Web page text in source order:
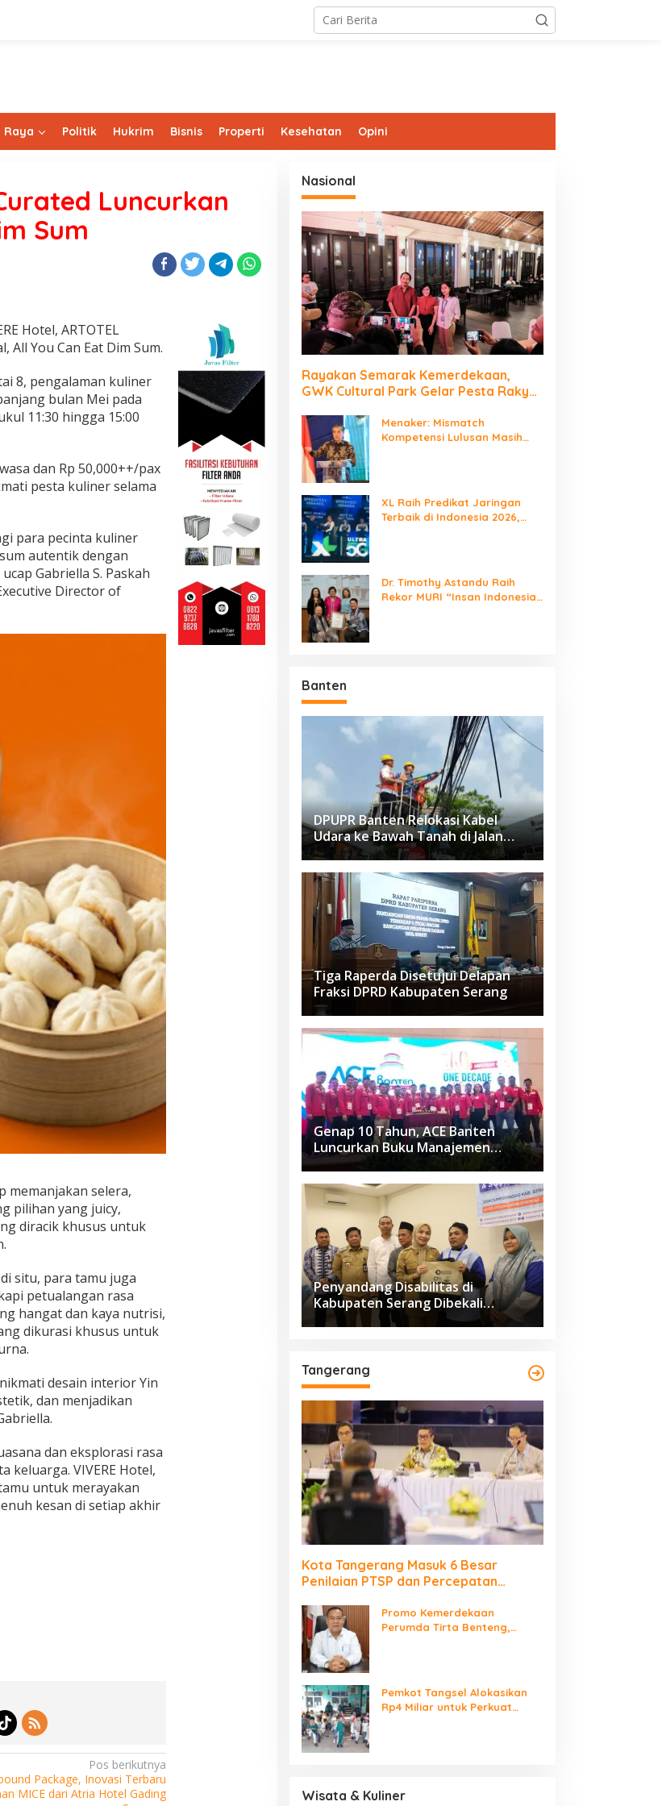
Raya Politik Hukrim Bisnis Properti Kesehatan Opini
Luncurkan
Sum
Hotel, ARTOTEL
You Can Eat Dim Sum.
8, pengalaman kuliner
bulan Mei pada
11:30 hingga 15:00
dan Rp 50,000++/pax
pesta kuliner selama
para pecinta kuliner
autentik dengan
Gabriella S. Paskah
Director of
memanjakan selera,
pilihan yang juicy,
diracik khusus untuk
situ, para tamu juga
petualangan rasa
hangat dan kaya nutrisi,
dikurasi khusus untuk
desain interior Yin
dan menjadikan
dan eksplorasi rasa
keluarga. VIVERE Hotel,
untuk merayakan
kesan di setiap akhir
Pos berikutnya
Package, Inovasi Terbaru
MICE dari Atria Hotel Gading
Nasional
Rayakan Semarak Kemerdekaan,
GWK Cultural Park Gelar Pesta Rakyat
Menaker: Mismatch
Kompetensi Lulusan Masih
XL Raih Predikat Jaringan
Terbaik di Indonesia 2026,
Dr. Timothy Astandu Raih
Rekor MURI “Insan Indonesia
Banten
DPUPR Banten Relokasi Kabel
Udara ke Bawah Tanah di Jalan
Raden Fatah Ciledug
Tiga Raperda Disetujui Delapan
Fraksi DPRD Kabupaten Serang
Genap 10 Tahun, ACE Banten
Luncurkan Buku Manajemen
Fasilitas
Penyandang Disabilitas di
Kabupaten Serang Dibekali
Pelatihan Pengolahan Hasil
Tangerang
Kota Tangerang Masuk 6 Besar
Penilaian PTSP dan Percepatan
Promo Kemerdekaan
Perumda Tirta Benteng,
Pemkot Tangsel Alokasikan
Rp4 Miliar untuk Perkuat
Wisata & Kuliner